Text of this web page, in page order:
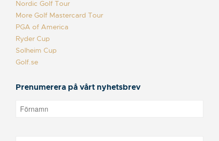
Nordic Golf Tour
More Golf Mastercard Tour
PGA of America
Ryder Cup
Solheim Cup
Golf.se
Prenumerera på vårt nyhetsbrev